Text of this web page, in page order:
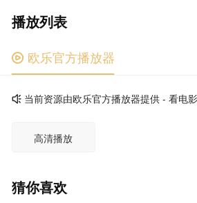
播放列表
 欧乐官方播放器
当前资源由欧乐官方播放器提供 - 看电
高清播放
猜你喜欢